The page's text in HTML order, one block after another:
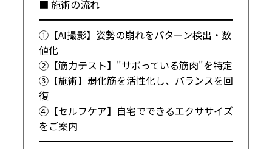
■ 施術の流れ
━━━━━━━━━━━━━━━━━━━━
①【AI撮影】姿勢の崩れをパターン検出・数
値化
②【筋力テスト】"サボっている筋肉"を特定
③【施術】弱化筋を活性化し、バランスを回
復
④【セルフケア】自宅でできるエクササイズ
をご案内
━━━━━━━━━━━━━━━━━━━━